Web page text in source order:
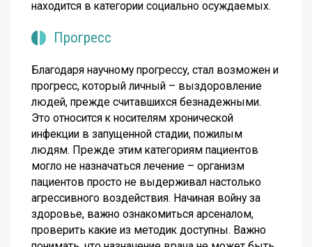
находится в категории социально осуждаемых.
Прогресс
Благодаря научному прогрессу, стал возможен и
прогресс, который личный – выздоровление
людей, прежде считавшихся безнадежными.
Это относится к носителям хронической
инфекции в запущенной стадии, пожилым
людям. Прежде этим категориям пациентов
могло не назначаться лечение – организм
пациентов просто не выдерживал настолько
агрессивного воздействия. Начиная войну за
здоровье, важно ознакомиться арсеналом,
проверить какие из методик доступны. Важно